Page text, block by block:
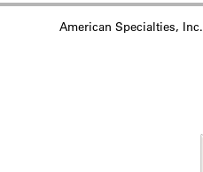
American Specialties, Inc.